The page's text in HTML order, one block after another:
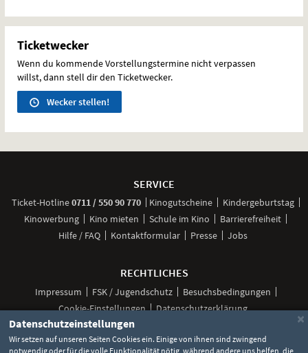
Ticketwecker
Wenn du kommende Vorstellungstermine nicht verpassen
willst, dann stell dir den Ticketwecker.
Wecker stellen!
SERVICE
Ticket-Hotline0711 / 550 90 770anrufen
Kinogutscheine
Kindergeburtstag
Kinowerbung
Kino mieten Schule im Kino
Barrierefreiheit
Hilfe / FAQ
Kontaktformular Presse Jobs
RECHTLICHES
Impressum FSK / Jugendschutz
Besuchsbedingungen
Cookie-Einstellungen
Datenschutzerklärung
×
Datenschutzeinstellungen
Wir setzen auf unseren Seiten Cookies ein. Einige von ihnen sind zwingend
notwendig oder für die volle Funktionalität nötig, während andere uns helfen, die